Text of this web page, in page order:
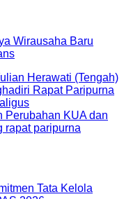
Wirausaha Baru
Tata Kelola